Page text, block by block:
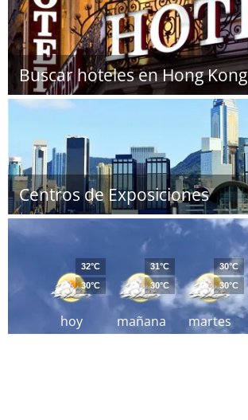
Buscar hoteles en Hong Kong
Centros de Exposiciones
hoy
32°C
30°C
mañana
31°C
30°C
martes
30°C
30°C